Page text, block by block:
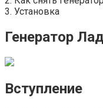
3. Установка
Генератор
Вступление